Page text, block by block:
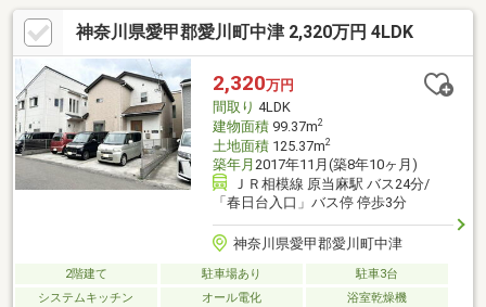
がかかります。名義変更をする場合は名義変更料３０万円がかか
ります。（※相続、贈与による２親等迄の名義変更の場合は１０
万円）
神奈川県愛甲郡愛川町中津 2,320万円 4LDK
2,320万円
間取り 4LDK
建物面積99.37m2
土地面積125.37m2
築年月 2017年11月(築8年10ヶ月)
ＪＲ相模線 原当麻駅 バス24分/
「春日台入口」バス停 停歩3分
神奈川県愛甲郡愛川町中津
2階建て 駐車場あり
駐車3台
システムキッチン
オール電化 浴室乾燥機